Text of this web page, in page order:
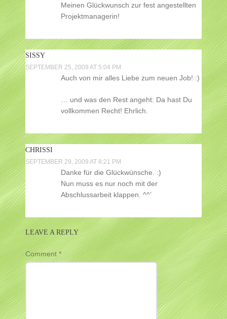
Meinen Glückwunsch zur fest angestellten
Projektmanagerin!
SISSY
SEPTEMBER 25, 2009 AT 5:04 PM
Auch von mir alles Liebe zum neuen Job! :)
… und was den Rest angeht: Da hast Du
vollkommen Recht! Ehrlich.
CHRISSI
SEPTEMBER 29, 2009 AT 8:21 PM
Danke für die Glückwünsche. :)
Nun muss es nur noch mit der
Abschlussarbeit klappen. ^^’
LEAVE A REPLY
Comment*